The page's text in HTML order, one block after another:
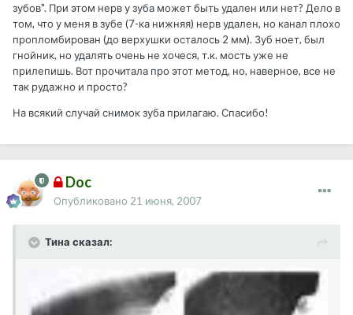
зубов". При этом нерв у зуба может быть удален или нет? Дело в
том, что у меня в зубе (7-ка нижняя) нерв удален, но канал плохо
пропломбирован (до верхушки осталось 2 мм). Зуб ноет, был
гнойник, но удалять очень не хочеся, т.к. мость уже не
прилепишь. Вот прочитала про этот метод, но, наверное, все не
так рудажно и просто?
На всякий случай снимок зуба прилагаю. Спасибо!
Doc
Опубликовано 21 июня, 2007
Тина сказал: